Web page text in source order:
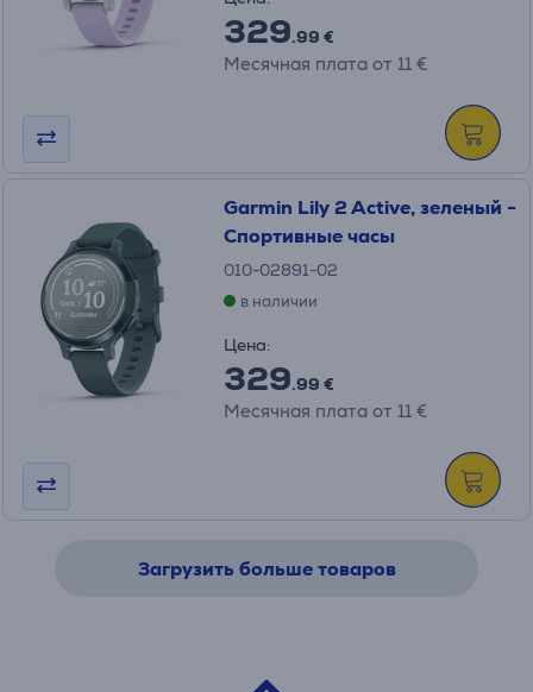
329.99 €
Месячная плата от 11 €
Garmin Lily 2 Active, зеленый -
Спортивные часы
010-02891-02
в наличии
Цена:
329.99 €
Месячная плата от 11 €
Загрузить больше товаров